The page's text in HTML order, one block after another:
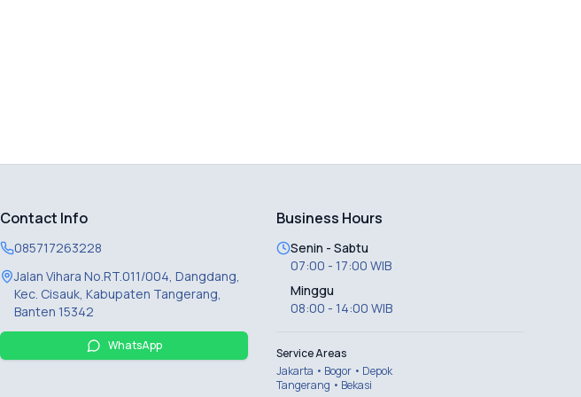
Contact Info
085717263228
Jalan Vihara No.RT.011/004, Dangdang,
Kec. Cisauk, Kabupaten Tangerang,
Banten 15342
WhatsApp
Business Hours
Senin - Sabtu
07:00 - 17:00 WIB
Minggu
08:00 - 14:00 WIB
Service Areas
Jakarta • Bogor • Depok
Tangerang • Bekasi